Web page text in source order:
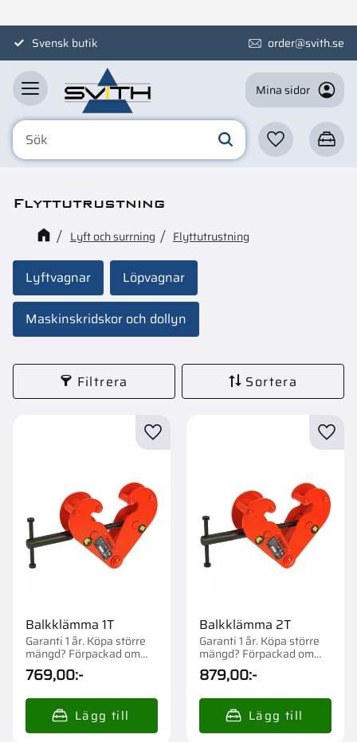
MenySvensk butik order@svith.se
Mina sidor
Favoriter
Flyttutrustning
Lyft och surrning
Flyttutrustning
Lyftvagnar Löpvagnar
Maskinskridskor och dollyn
Filtrera Sortera
Balkklämma 1T
Garanti 1 år. Köpa större
mängd? Förpackad om
1/10 st.
769,00:-
Lägg till i favoriter
Balkklämma 2T
Garanti 1 år. Köpa större
mängd? Förpackad om
1/10 st.
879,00:-